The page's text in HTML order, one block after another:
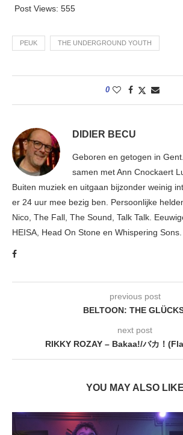
Post Views: 555
PEUK THE UNDERGROUND YOUTH
0
DIDIER BECU
Geboren en getogen in
samen met Ann Cnockaert
Buiten muziek en uitgaan bijzonder weinig
er 24 uur mee bezig ben. Persoonlijke
Nico, The Fall, The Sound, Talk Talk.
HEISA, Head On Stone en Whispering Sons.
previous post
BELTOON: THE
next post
RIKKY ROZAY – Bakaa!/バカ！
YOU MAY ALSO LIKE